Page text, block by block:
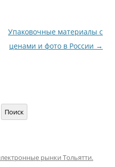
Упаковочные материалы с
ценами и фото в России →
Поиск
рынки Тольятти.